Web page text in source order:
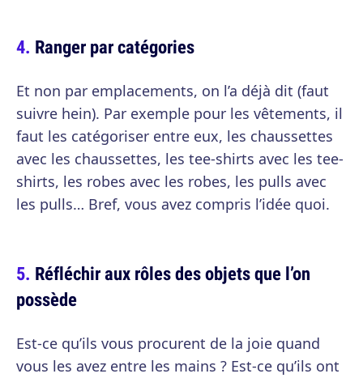
Ranger par catégories
Et non par emplacements, on l’a déjà dit (faut
suivre hein). Par exemple pour les vêtements, il
faut les catégoriser entre eux, les chaussettes
avec les chaussettes, les tee-shirts avec les tee-
shirts, les robes avec les robes, les pulls avec
les pulls… Bref, vous avez compris l’idée quoi.
Réfléchir aux rôles des objets que l’on
possède
Est-ce qu’ils vous procurent de la joie quand
vous les avez entre les mains ? Est-ce qu’ils ont